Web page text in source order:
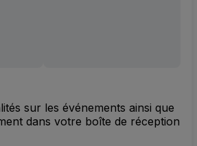
sur les événements ainsi que
dans votre boîte de réception